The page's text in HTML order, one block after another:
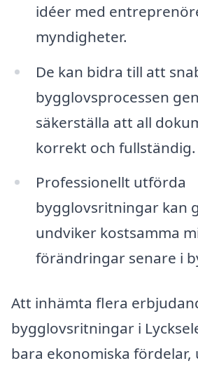
idéer med
myndigheter.
De kan bidra till att
bygglovsprocessen
säkerställa att all
korrekt och fullständig.
Professionellt utförda
bygglovsritningar kan
undviker kostsamma
förändringar senare i
Att inhämta flera
bygglovsritningar i
bara ekonomiska